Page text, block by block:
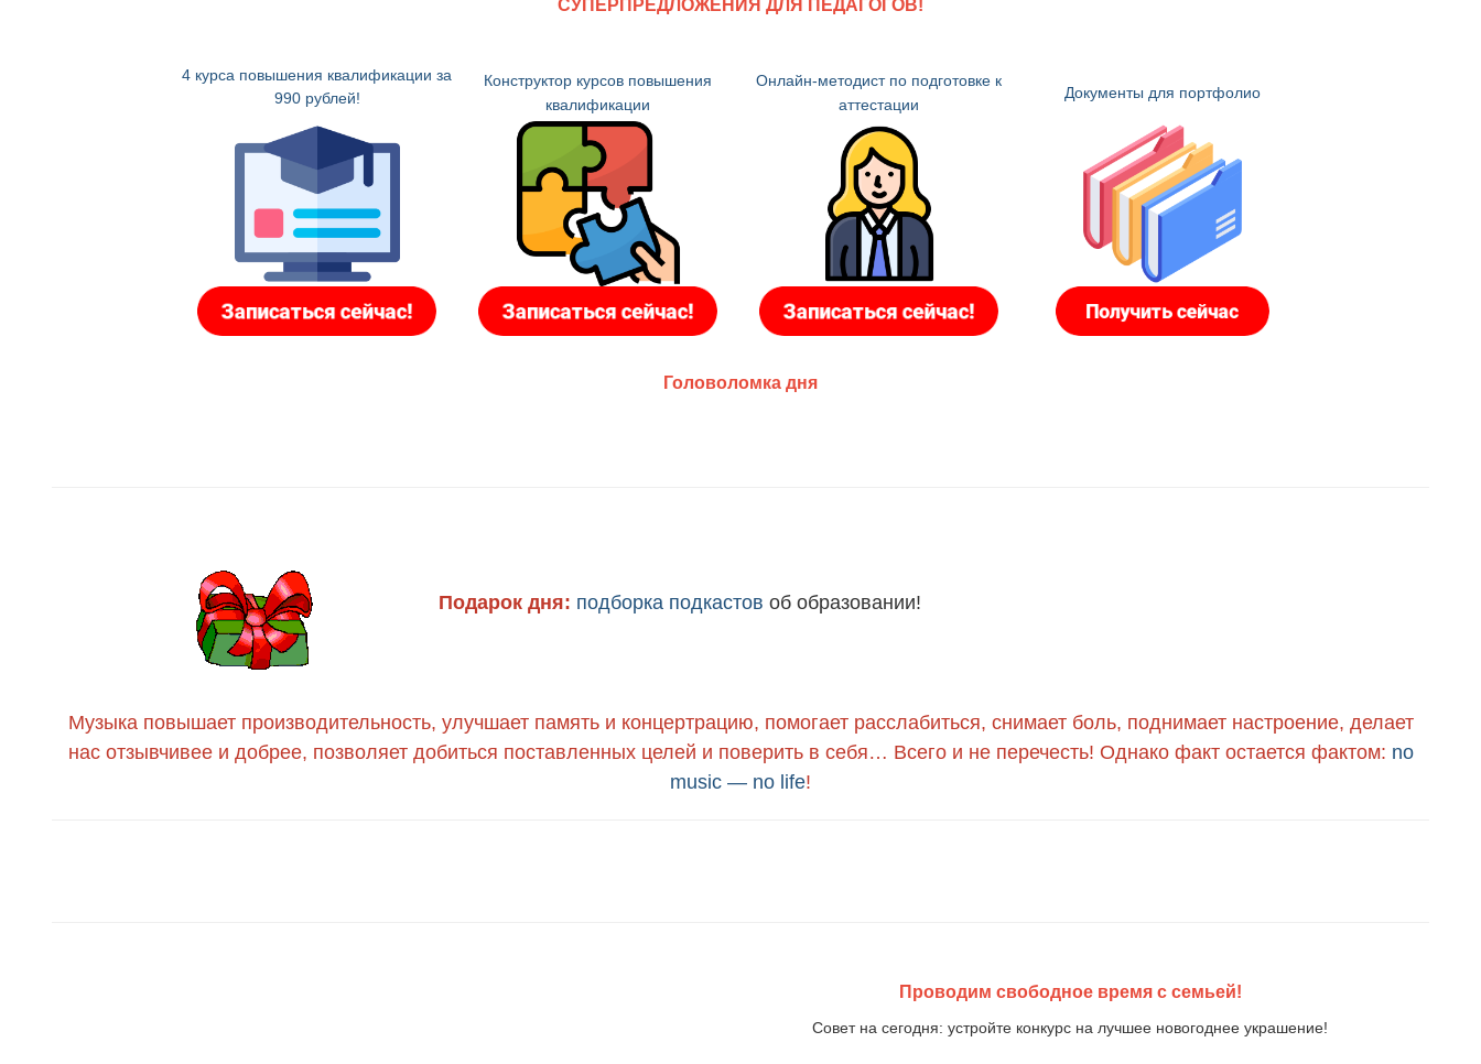
СУПЕРПРЕДЛОЖЕНИЯ ДЛЯ ПЕДАГОГОВ!
4 курса повышения квалификации за
990 рублей!
Конструктор курсов повышения
квалификации
Онлайн-методист по подготовке к
аттестации
Документы для портфолио
Головоломка дня
Подарок дня: подборка подкастов об образовании!
Музыка повышает производительность, улучшает память и концертрацию, помогает расслабиться, снимает боль, поднимает настроение, делает
нас отзывчивее и добрее, позволяет добиться поставленных целей и поверить в себя… Всего и не перечесть! Однако факт остается фактом: no
music — no life!
Проводим свободное время с семьей!
Совет на сегодня: устройте конкурс на лучшее новогоднее украшение!